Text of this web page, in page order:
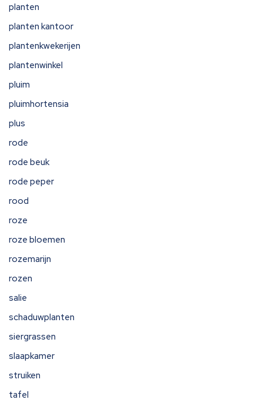
planten
planten kantoor
plantenkwekerijen
plantenwinkel
pluim
pluimhortensia
plus
rode
rode beuk
rode peper
rood
roze
roze bloemen
rozemarijn
rozen
salie
schaduwplanten
siergrassen
slaapkamer
struiken
tafel